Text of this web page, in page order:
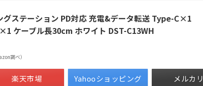
ステーション PD対応 充電&データ転送 Type-C×1
ケーブル長30cm ホワイト DST-C13WH
調べ）
楽天市場 Yahooショッピング メルカリ